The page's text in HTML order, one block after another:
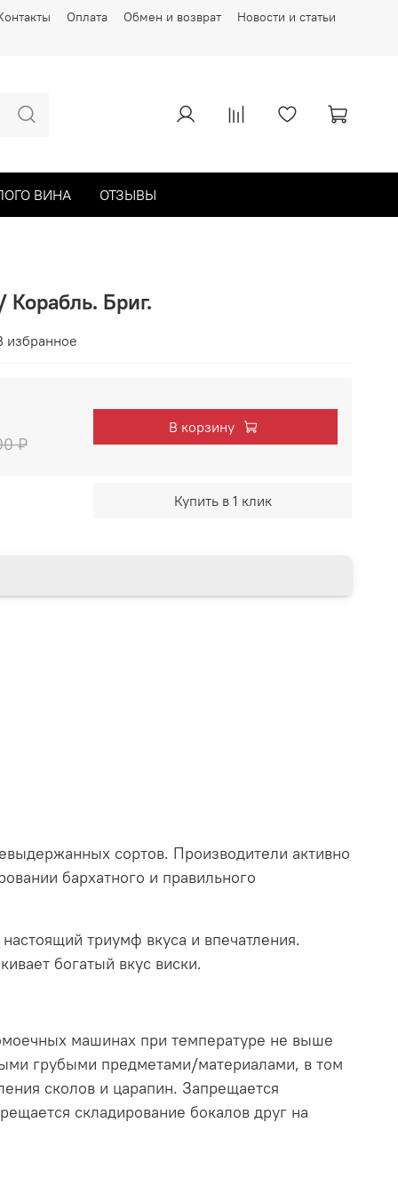
Оплата Обмен и возврат Новости и статьи
ВИНА ОТЗЫВЫ
Корабль. Бриг.
избранное
₽
В корзину
Купить в 1 клик
сортов. Производители активно
бархатного и правильного
триумф вкуса и впечатления.
богатый вкус виски.
машинах при температуре не выше
грубыми предметами/материалами, в том
сколов и царапин. Запрещается
складирование бокалов друг на